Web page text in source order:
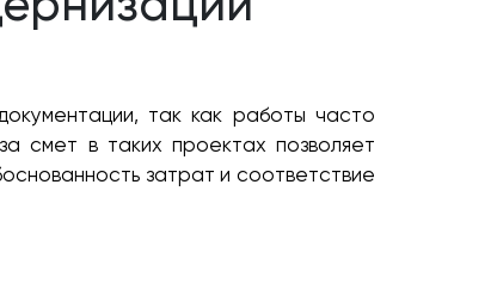
так как работы часто
смет в таких проектах позволяет
затрат и соответствие